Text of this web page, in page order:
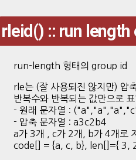
rleid() :: run length
run-length 형태의 group id
rle는 (잘 사용되진 않지만) 압
반복수와 반복되는 값만으로 표
- 원래 문자열 :
- 압축 문자열 : a3c2b4
a가 3개 , c가 2개, b가 4개로
code[] = {a, c, b}, len[]={ 3,